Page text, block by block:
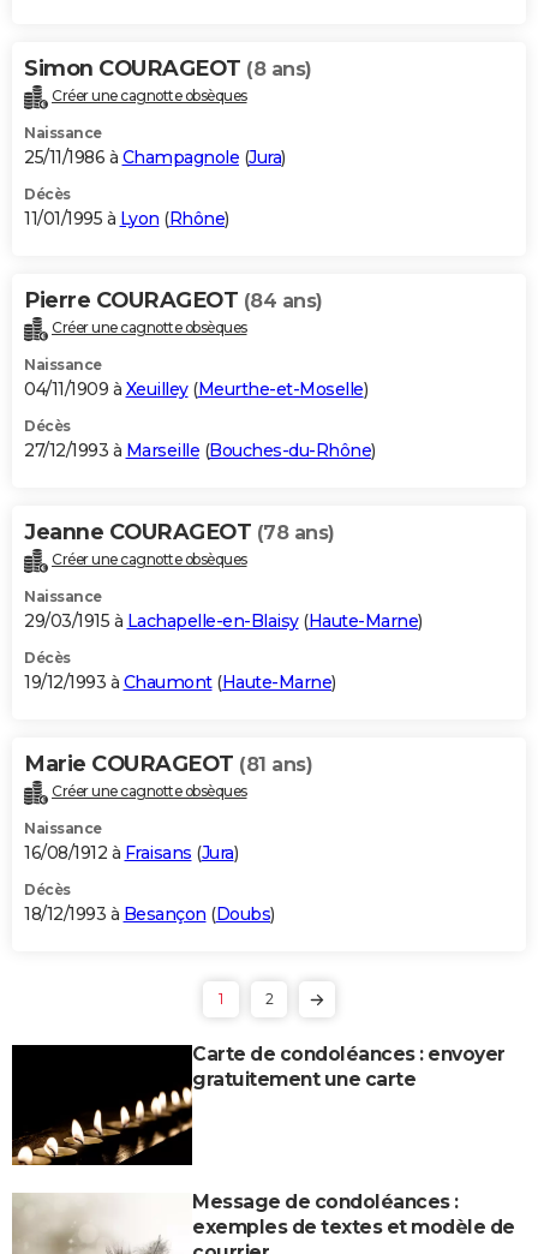
Simon COURAGEOT (8 ans)
Créer une cagnotte obsèques
Naissance
25/11/1986 à Champagnole (Jura)
Décès
11/01/1995 à Lyon (Rhône)
Pierre COURAGEOT (84 ans)
Créer une cagnotte obsèques
Naissance
04/11/1909 à Xeuilley(Meurthe-et-Moselle)
Décès
27/12/1993 à Marseille (Bouches-du-Rhône)
Jeanne COURAGEOT (78 ans)
Créer une cagnotte obsèques
Naissance
29/03/1915 à Lachapelle-en-Blaisy(Haute-Marne)
Décès
19/12/1993 à Chaumont(Haute-Marne)
Marie COURAGEOT (81 ans)
Créer une cagnotte obsèques
Naissance
16/08/1912 à Fraisans (Jura)
Décès
18/12/1993 à Besançon (Doubs)
1 2
Carte de condoléances : envoyer
gratuitement une carte
Message de condoléances :
exemples de textes et modèle de